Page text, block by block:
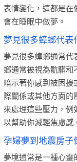
表情變化，這都是在
會在睡眠中做夢。
夢見很多蟑螂代表
夢見很多蟑螂通常代
螂通常被視為骯髒和
暗示著你感到被困擾
際關係或其他方面
來處理這些壓力，例
以幫助你減輕焦慮感
孕婦夢到地震房子
夢境通常是一種心靈